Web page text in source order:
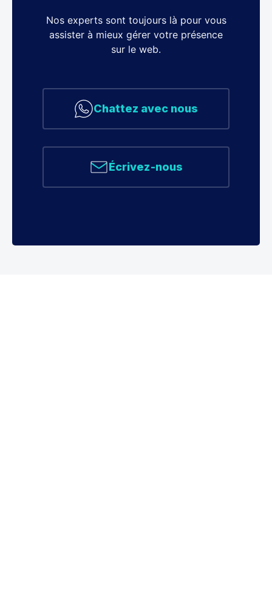
Nos experts sont toujours là pour vous
assister à mieux gérer votre présence
sur le web.
Chattez avec nous
Écrivez-nous